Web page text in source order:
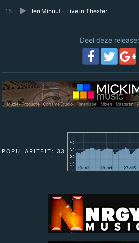
15 Ien Minuut - Live in Theater
Deel deze release:
POPULARITEIT: 33